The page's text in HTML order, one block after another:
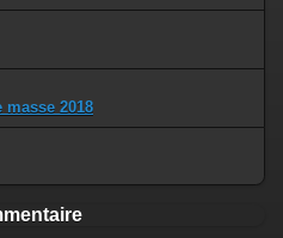
masse 2018